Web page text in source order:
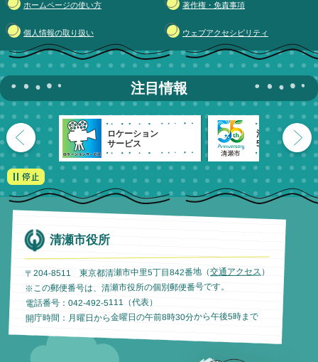
ホームページの使い方 著作権・免責事項
個人情報の取り扱い ウェブアクセシビリティ
注目情報
ロケーション
サービス
清瀬市
55周年記念
清瀬市役所
〒204-8511 東京都清瀬市中里5丁目842番地（交通アクセス ）
※この郵便番号は、清瀬市役所の個別郵便番号です。
電話番号：042-492-5111（代表）
開庁時間：月曜日から金曜日の午前8時30分から午後5時まで